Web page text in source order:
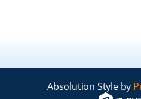
Absolution Style by